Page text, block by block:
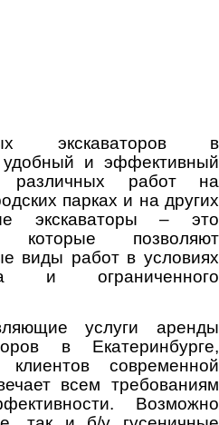
экскаваторов в
удобный и эффективный
различных работ на
парках и на других
экскаваторы – это
позволяют
виды работ в условиях
и ограниченного
услуги аренды
в Екатеринбурге,
современной
всем требованиям
Возможно